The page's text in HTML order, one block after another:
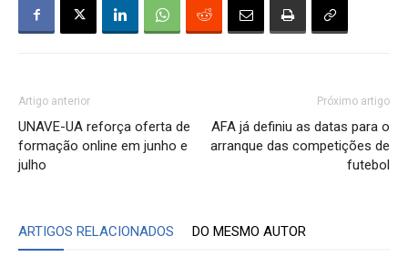
Artigo anterior
UNAVE-UA reforça oferta de
formação online em junho e
julho
Próximo artigo
AFA já definiu as datas para o
arranque das competições de
futebol
ARTIGOS RELACIONADOS DO MESMO AUTOR